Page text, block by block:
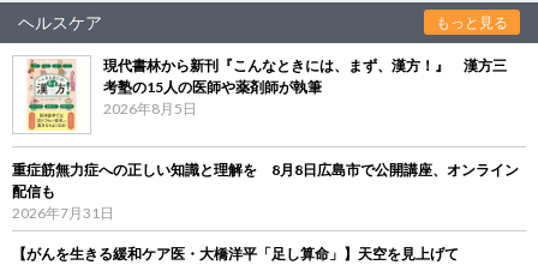
ヘルスケア もっと見る
現代書林から新刊『こんなときには、まず、漢方！』 漢方三
考塾の15人の医師や薬剤師が執筆
2026年8月5日
重症筋無力症への正しい知識と理解を 8月8日広島市で公開講座、オンライン
配信も
2026年7月31日
【がんを生きる緩和ケア医・大橋洋平「足し算命」】天空を見上げて